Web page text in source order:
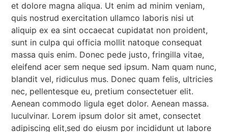
et dolore magna aliqua. Ut enim ad minim veniam,
quis nostrud exercitation ullamco laboris nisi ut
aliquip ex ea sint occaecat cupidatat non proident,
sunt in culpa qui officia mollit natoque consequat
massa quis enim. Donec pede justo, fringilla vitae,
eleifend acer sem neque sed ipsum. Nam quam nunc,
blandit vel, ridiculus mus. Donec quam felis, ultricies
nec, pellentesque eu, pretium consectetuer elit.
Aenean commodo ligula eget dolor. Aenean massa.
luculvinar. Lorem ipsum dolor sit amet, consectet
adipiscing elit,sed do eiusm por incididunt ut labore